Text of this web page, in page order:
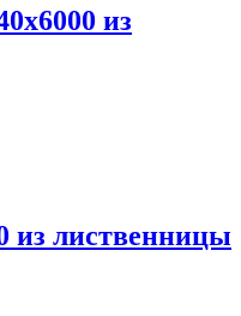
из
из лиственницы